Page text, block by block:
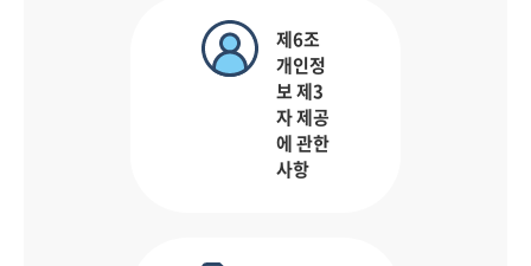
제6조
개인정
보 제3
자 제공
에 관한
사항